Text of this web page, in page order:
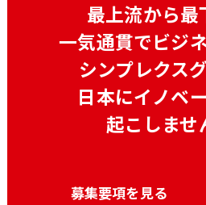
最上流から最
一気通貫でビジ
シンプレクス
日本にイノベ
起こしませ
募集要項を見る